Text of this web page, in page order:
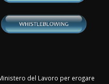
del Lavoro per erogare